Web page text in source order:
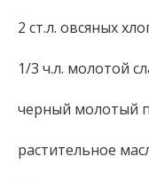
2 ст.л. овсяных
1/3 ч.л. молотой
черный молотый
растительное